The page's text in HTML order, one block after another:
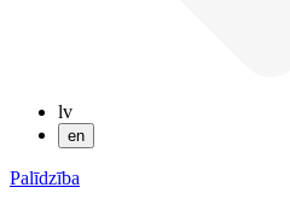
lv
en
Palīdzība